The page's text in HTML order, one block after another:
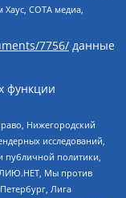
СОТА медиа,
7756/ данные
функции
Нижегородский
исследований,
публичной политики,
Мы против
Лига